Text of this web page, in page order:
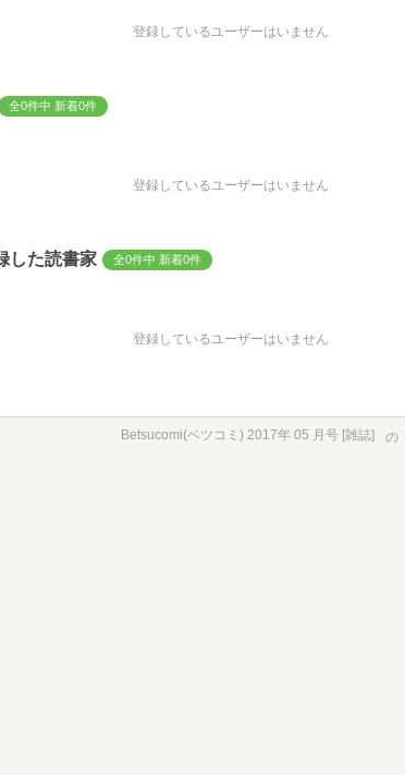
登録しているユーザーはいません
全0件中 新着0件
登録しているユーザーはいません
した読書家 全0件中 新着0件
登録しているユーザーはいません
Betsucomi(ベツコミ) 2017年 05 月号 [雑誌] の